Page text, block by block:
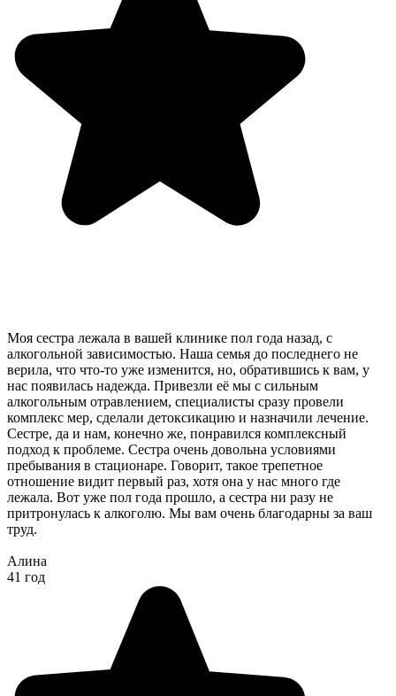
Моя сестра лежала в вашей клинике пол года назад, с
алкогольной зависимостью. Наша семья до последнего не
верила, что что-то уже изменится, но, обратившись к вам, у
нас появилась надежда. Привезли её мы с сильным
алкогольным отравлением, специалисты сразу провели
комплекс мер, сделали детоксикацию и назначили лечение.
Сестре, да и нам, конечно же, понравился комплексный
подход к проблеме. Сестра очень довольна условиями
пребывания в стационаре. Говорит, такое трепетное
отношение видит первый раз, хотя она у нас много где
лежала. Вот уже пол года прошло, а сестра ни разу не
притронулась к алкоголю. Мы вам очень благодарны за ваш
труд.
Алина
41 год